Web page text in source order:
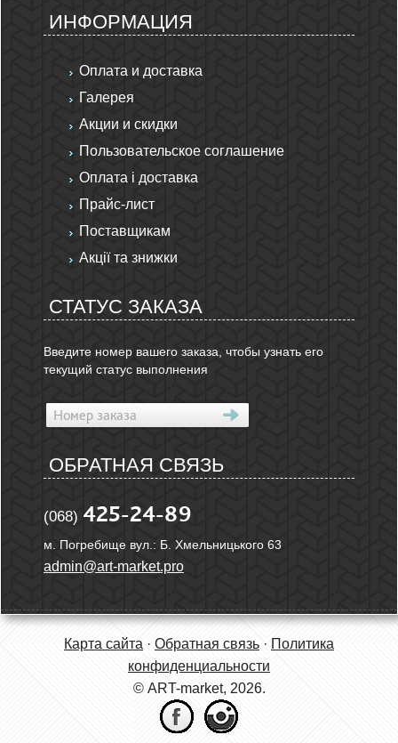
ИНФОРМАЦИЯ
Оплата и доставка
Галерея
Акции и скидки
Пользовательское соглашение
Оплата і доставка
Прайс-лист
Поставщикам
Акції та знижки
СТАТУС ЗАКАЗА
Введите номер вашего заказа, чтобы узнать его
текущий статус выполнения
ОБРАТНАЯ СВЯЗЬ
(068) 425-24-89
м. Погребище вул.: Б. Хмельницького 63
admin@art-market.pro
Карта сайта · Обратная связь · Политика
конфиденциальности
© ART-market, 2026.